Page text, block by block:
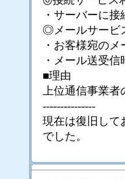
・サーバーに
◎メールサービ
・お客様宛の
・メール送受
■理由
上位通信事業
---------------
現在は復旧して
でした。